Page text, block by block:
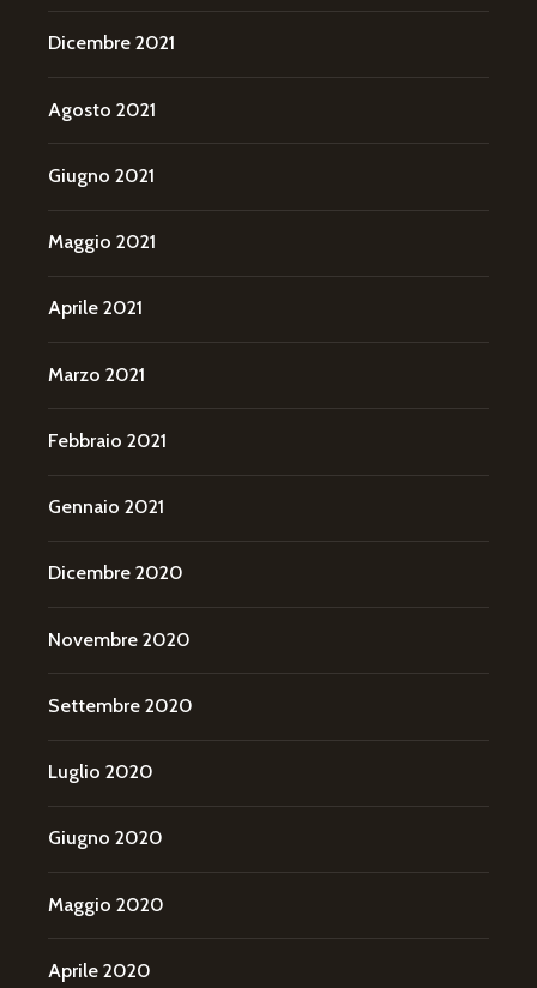
Dicembre 2021
Agosto 2021
Giugno 2021
Maggio 2021
Aprile 2021
Marzo 2021
Febbraio 2021
Gennaio 2021
Dicembre 2020
Novembre 2020
Settembre 2020
Luglio 2020
Giugno 2020
Maggio 2020
Aprile 2020